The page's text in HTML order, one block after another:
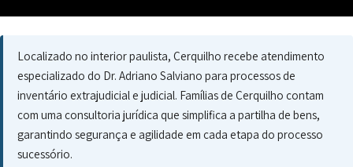
Localizado no interior paulista, Cerquilho recebe atendimento
especializado do Dr. Adriano Salviano para processos de
inventário extrajudicial e judicial. Famílias de Cerquilho contam
com uma consultoria jurídica que simplifica a partilha de bens,
garantindo segurança e agilidade em cada etapa do processo
sucessório.